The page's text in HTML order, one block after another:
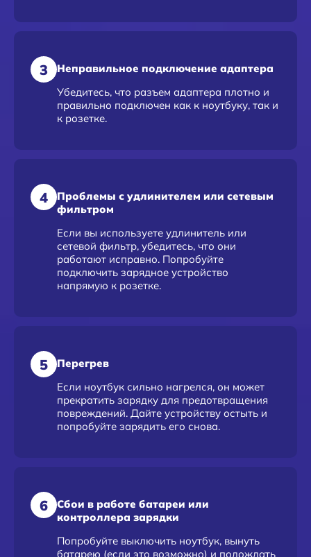
3
Неправильное подключение адаптера
Убедитесь, что разъем адаптера плотно и
правильно подключен как к ноутбуку, так и
к розетке.
4
Проблемы с удлинителем или сетевым
фильтром
Если вы используете удлинитель или
сетевой фильтр, убедитесь, что они
работают исправно. Попробуйте
подключить зарядное устройство
напрямую к розетке.
5
Перегрев
Если ноутбук сильно нагрелся, он может
прекратить зарядку для предотвращения
повреждений. Дайте устройству остыть и
попробуйте зарядить его снова.
6
Сбои в работе батареи или
контроллера зарядки
Попробуйте выключить ноутбук, вынуть
батарею (если это возможно) и подождать